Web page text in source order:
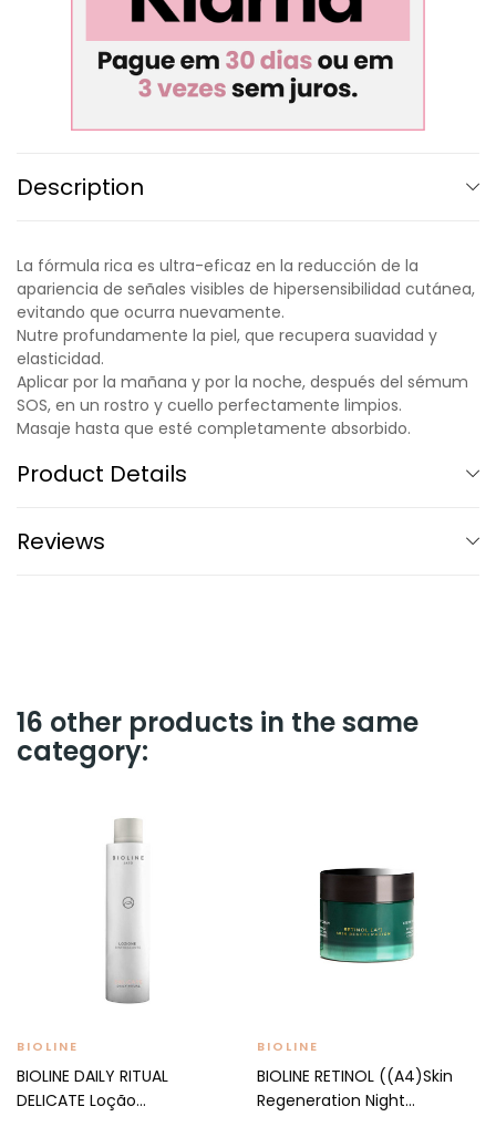
Description
La fórmula rica es ultra-eficaz en la reducción de la
apariencia de señales visibles de hipersensibilidad cutánea,
evitando que ocurra nuevamente.
Nutre profundamente la piel, que recupera suavidad y
elasticidad.
Aplicar por la mañana y por la noche, después del sémum
SOS, en un rostro y cuello perfectamente limpios.
Masaje hasta que esté completamente absorbido.
Product Details
Reviews
16 other products in the same
category:
BIOLINE
BIOLINE DAILY RITUAL
DELICATE Loção
BIOLINE
BIOLINE RETINOL ((A4)Skin
Regeneration Night...